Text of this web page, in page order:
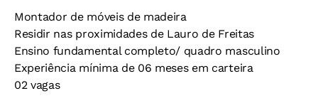
Montador de móveis de madeira
Residir nas proximidades de Lauro de Freitas
Ensino fundamental completo/ quadro masculino
Experiência mínima de 06 meses em carteira
02 vagas